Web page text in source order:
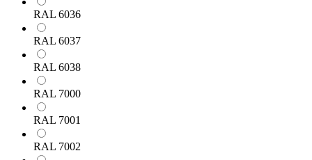
RAL 6036
RAL 6037
RAL 6038
RAL 7000
RAL 7001
RAL 7002